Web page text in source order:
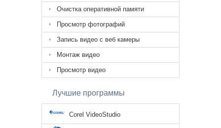
Очистка оперативной памяти
Просмотр фотографий
Запись видео с веб камеры
Монтаж видео
Просмотр видео
Лучшие программы
Corel VideoStudio